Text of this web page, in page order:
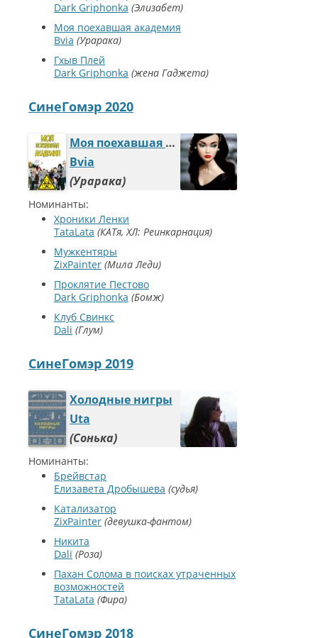
Dark Griphonka Элизабет
Моя поехавшая академия
Bvia Урарака
Гхыв Плей
Dark Griphonka жена Гаджета
СинеГомэр 2020
Моя поехавшая академия
Bvia
Урарака
Номинанты:
Хроники Ленки
TataLata КАТя, ХЛ: Реинкарнация
Мужкентяры
ZixPainter Мила Леди
Проклятие Пестово
Dark Griphonka Бомж
Клуб Свинкс
Dali Глум
СинеГомэр 2019
Холодные нигры
Uta
Сонька
Номинанты:
Брейвстар
Елизавета Дробышева судья
Катализатор
ZixPainter девушка-фантом
Никита
Dali Роза
Пахан Солома в поисках утраченных
возможностей
TataLata Фира
СинеГомэр 2018